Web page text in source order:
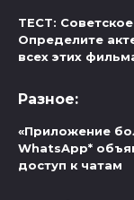
ТЕСТ:
Определите
всех этих
Разное:
«Приложение
WhatsApp*
доступ к чатам